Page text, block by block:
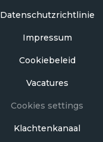
Datenschutzrichtlinie
Impressum
Cookiebeleid
Vacatures
Cookies settings
Klachtenkanaal